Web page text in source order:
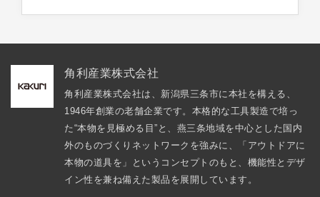
角利産業株式会社
角利産業株式会社は、新潟県三条市に本社を構える、
1946年創業の老舗企業です。本格的な工具製造で培っ
た“本物を見極める目”と、燕三条地域を中心とした国内
外のものづくりネットワークを強みに、「アウトドアに
本物の道具を」というコンセプトのもと、機能性とデザ
イン性を兼ね備えた製品を展開しています。